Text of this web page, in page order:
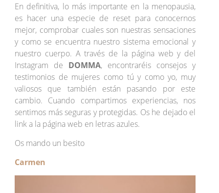
En definitiva, lo más importante en la menopausia,
es hacer una especie de reset para conocernos
mejor, comprobar cuales son nuestras sensaciones
y como se encuentra nuestro sistema emocional y
nuestro cuerpo. A través de la página web y del
Instagram de DOMMA, encontraréis consejos y
testimonios de mujeres como tú y como yo, muy
valiosos que también están pasando por este
cambio. Cuando compartimos experiencias, nos
sentimos más seguras y protegidas. Os he dejado el
link a la página web en letras azules.
Os mando un besito
Carmen